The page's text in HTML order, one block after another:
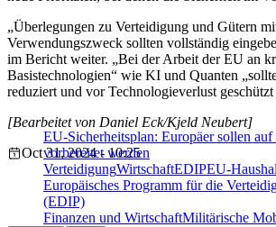
„Überlegungen zu Verteidigung und Gütern
Verwendungszweck sollten vollständig
im Bericht weiter. „Bei der Arbeit der EU an
Basistechnologien“ wie KI und Quanten
reduziert und vor Technologieverlust geschützt
EU-Sicherheitsplan: Europäer sollen
vorbereitet werden
[Bearbeitet von Daniel Eck/Kjeld Neubert]
Oct 31, 2024 - 10:25
VerteidigungWirtschaftEDIPEU-
Europäisches Programm für die
(EDIP)
Finanzen und WirtschaftMilitärische